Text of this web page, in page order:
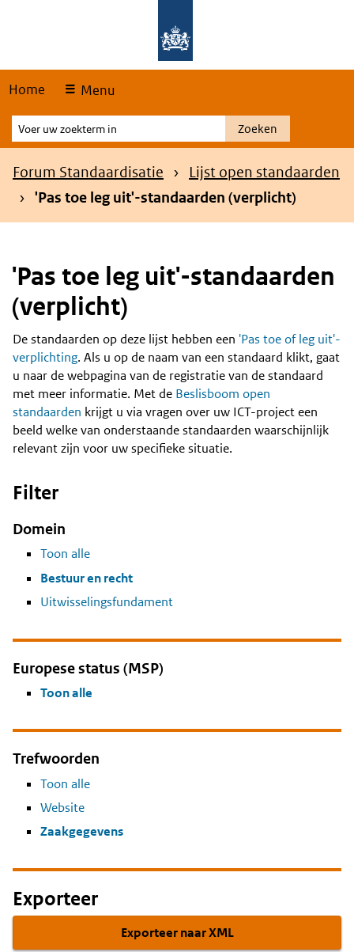
Home Menu
Voer
uw
zoekterm
Zoeken
Kruimelpad
Forum Standaardisatie
Lijst open standaarden
'Pas toe leg uit'-standaarden (verplicht)
'Pas toe leg uit'-standaarden
(verplicht)
Content
De standaarden op deze lijst hebben een 'Pas toe of leg uit'-
verplichting. Als u op de naam van een standaard klikt, gaat
u naar de webpagina van de registratie van de standaard
met meer informatie. Met de Beslisboom open
standaarden krijgt u via vragen over uw ICT-project een
beeld welke van onderstaande standaarden waarschijnlijk
relevant zijn voor uw specifieke situatie.
Filter
Domein
Toon alle
Bestuur en recht
Uitwisselingsfundament
Europese status (MSP)
Toon alle
Trefwoorden
Toon alle
Website
Zaakgegevens
Exporteer
Exporteer naar XML